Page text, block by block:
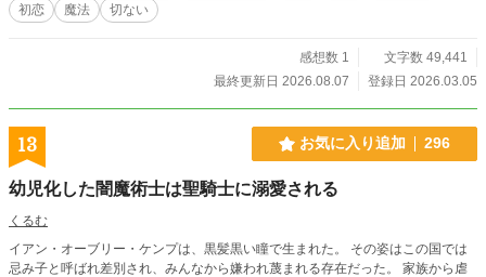
初恋
魔法 切ない
感想数 1
文字数 49,441
最終更新日 2026.08.07
登録日 2026.03.05
13 お気に入り追加 296
幼児化した闇魔術士は聖騎士に溺愛される
くるむ
イアン・オーブリー・ケンプは、黒髪黒い瞳で生まれた。 その姿はこの国では
忌み子と呼ばれ差別され、みんなから嫌われ蔑まれる存在だった。 家族から虐